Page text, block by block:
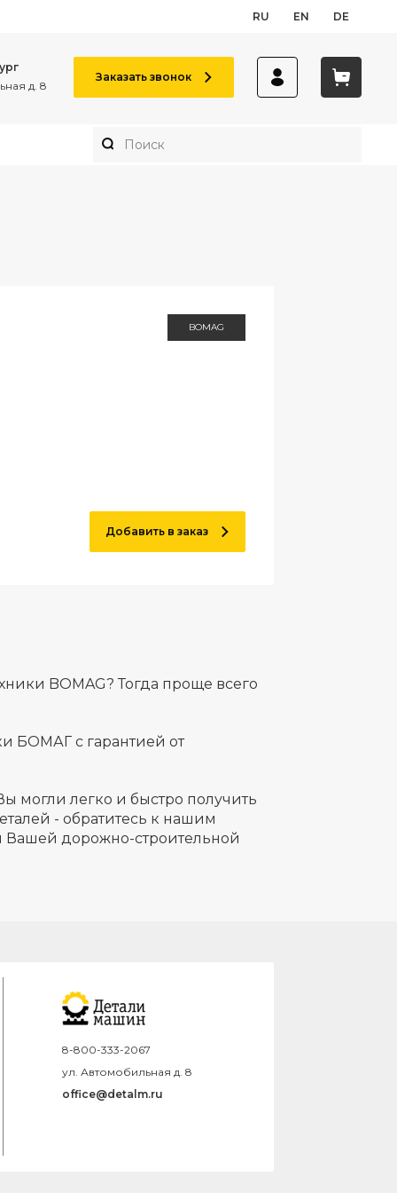
RU EN DE
д. 8
Заказать звонок
BOMAG
Добавить в заказ
BOMAG? Тогда проще всего
БОМАГ с гарантией от
могли легко и быстро получить
- обратитесь к нашим
Вашей дорожно-строительной
8-800-333-2067
ул. Автомобильная д. 8
office@detalm.ru